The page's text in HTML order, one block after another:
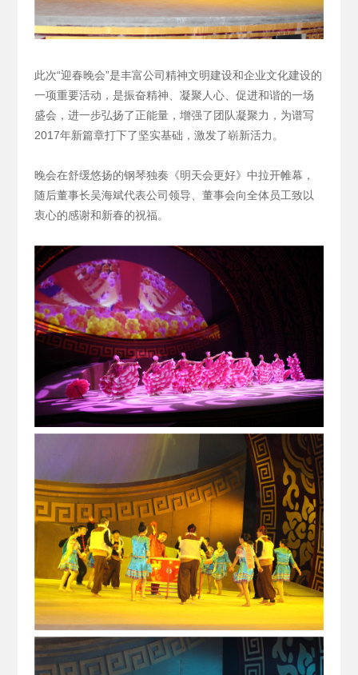
此次“迎春晚会”是丰富公司精神文明建设和企业文化建设的
一项重要活动，是振奋精神、凝聚人心、促进和谐的一场
盛会，进一步弘扬了正能量，增强了团队凝聚力，为谱写
2017年新篇章打下了坚实基础，激发了崭新活力。
晚会在舒缓悠扬的钢琴独奏《明天会更好》中拉开帷幕，
随后董事长吴海斌代表公司领导、董事会向全体员工致以
衷心的感谢和新春的祝福。